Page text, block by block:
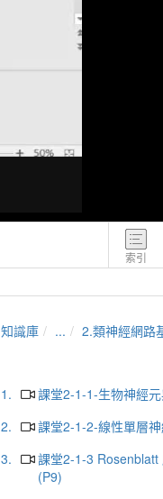
索引
知識庫 ... 2.類神經網路
1.
課堂2-1-1-生物神經
2.
課堂2-1-2-線性單層
3.
課堂2-1-3
(P9)